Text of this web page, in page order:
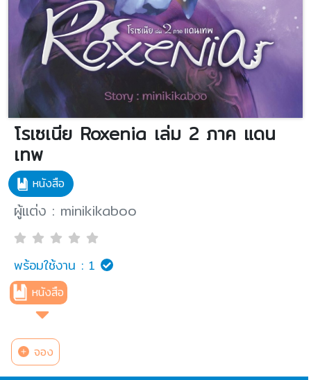
โรเซเนีย Roxenia เล่ม 2 ภาค แดน
เทพ
หนังสือ
ผู้แต่ง : minikikaboo
พร้อมใช้งาน : 1
หนังสือ
จอง